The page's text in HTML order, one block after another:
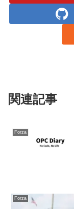
関連記事
Forza
Forza